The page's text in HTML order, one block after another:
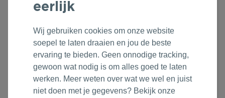
Outdoor & Vrije tijd
Technologie & Gadgets
Home & Living
Duurzame Bestsellers
Groene Lente Dagen
Oranjefeest
Vakantie & Zomer
Back to Routine
Rituals
Roll'Eat
Samsonite
Stanley/Stella
eerlijk
Wij gebruiken cookies om onze website
soepel te laten draaien en jou de beste
ervaring te bieden. Geen onnodige tracking,
gewoon wat nodig is om alles goed te laten
werken. Meer weten over wat we wel en juist
niet doen met je gegevens? Bekijk onze